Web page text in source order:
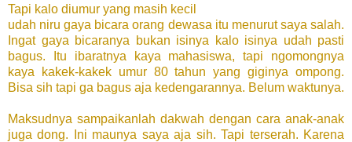
Tapi kalo diumur yang masih kecil
udah niru gaya bicara orang dewasa itu menurut saya salah.
Ingat gaya bicaranya bukan isinya kalo isinya udah pasti
bagus. Itu ibaratnya kaya mahasiswa, tapi ngomongnya
kaya kakek-kakek umur 80 tahun yang giginya ompong.
Bisa sih tapi ga bagus aja kedengarannya. Belum waktunya.
Maksudnya sampaikanlah dakwah dengan cara anak-anak
juga dong. Ini maunya saya aja sih. Tapi terserah. Karena